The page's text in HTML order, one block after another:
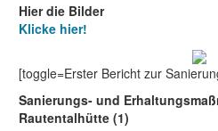
Hier die Bilder
Klicke hier!
[toggle=Erster Bericht zur
Sanierungs- und
Rautentalhütte (1)